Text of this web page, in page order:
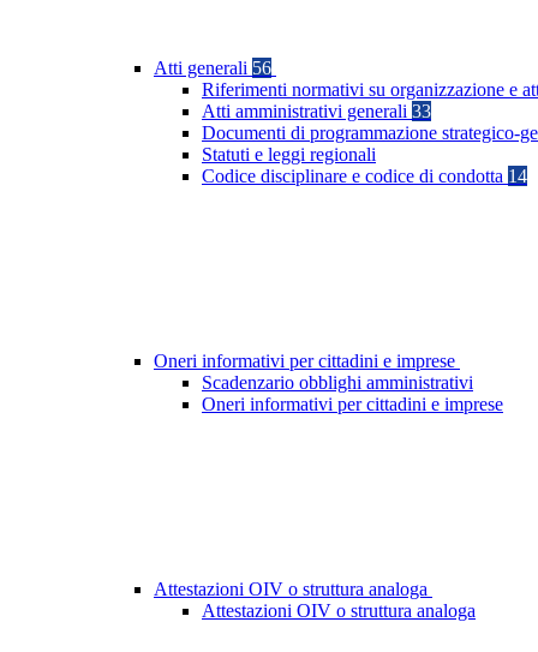
Atti generali 56
Riferimenti normativi su organizzazione e
Atti amministrativi generali 33
Documenti di programmazione strategico-
Statuti e leggi regionali
Codice disciplinare e codice di condotta 14
Oneri informativi per cittadini e imprese
Scadenzario obblighi amministrativi
Oneri informativi per cittadini e imprese
Attestazioni OIV o struttura analoga
Attestazioni OIV o struttura analoga